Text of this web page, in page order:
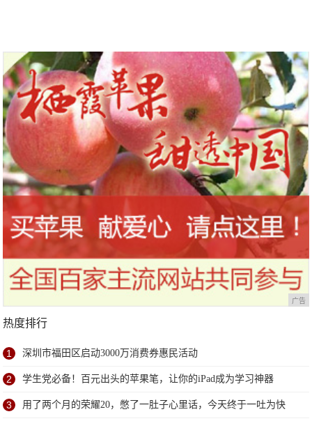
广告
热度排行
1 深圳市福田区启动3000万消费券惠民活动
2 学生党必备！百元出头的苹果笔，让你的iPad成为学习神器
3 用了两个月的荣耀20，憋了一肚子心里话，今天终于一吐为快